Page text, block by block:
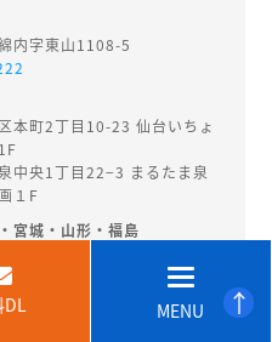
↑
内字東山1108-5
本町2丁目10-23 仙台いちょ
中央1丁目22−3 まるたま泉
１F
宮城・山形・福島
DL MENU